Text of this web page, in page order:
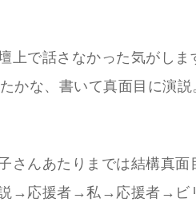
上で話さなかった気がしま
かな、書いて真面目に演説
さんあたりまでは結構真面
説→応援者→私→応援者→ビ